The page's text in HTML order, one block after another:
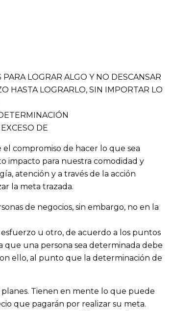
LOGRAR ALGO Y NO DESCANSAR
HASTA LOGRARLO, SIN IMPORTAR LO
DE
compromiso de hacer lo que sea
impacto para nuestra comodidad y
atención y a través de la acción
la meta trazada.
de negocios, sin embargo, no en la
u otro, de acuerdo a los puntos
que una persona sea determinada debe
ello, al punto que la determinación de
planes. Tienen en mente lo que puede
que pagarán por realizar su meta.